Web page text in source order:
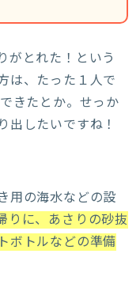
がとれた！という
は、たった１人で
きたとか。せっか
出したいですね！
用の海水などの設
りに、あさりの砂抜
ボトルなどの準備